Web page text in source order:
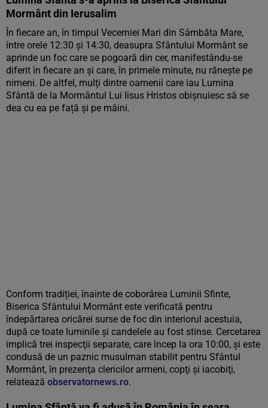
Mormânt din Ierusalim
În fiecare an, în timpul Vecerniei Mari din Sâmbăta Mare,
între orele 12:30 şi 14:30, deasupra Sfântului Mormânt se
aprinde un foc care se pogoară din cer, manifestându-se
diferit în fiecare an şi care, în primele minute, nu rănește pe
nimeni. De altfel, mulți dintre oamenii care iau Lumina
Sfântă de la Mormântul Lui Iisus Hristos obișnuiesc să se
dea cu ea pe față și pe mâini.
Conform tradiției, înainte de coborârea Luminii Sfinte,
Biserica Sfântului Mormânt este verificată pentru
îndepărtarea oricărei surse de foc din interiorul acestuia,
după ce toate luminile şi candelele au fost stinse. Cercetarea
implică trei inspecţii separate, care încep la ora 10:00, şi este
condusă de un paznic musulman stabilit pentru Sfântul
Mormânt, în prezenţa clericilor armeni, copţi şi iacobiţi,
relatează observatornews.ro.